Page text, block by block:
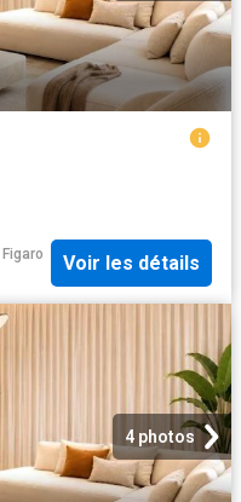
Figaro
Voir les détails
4 photos